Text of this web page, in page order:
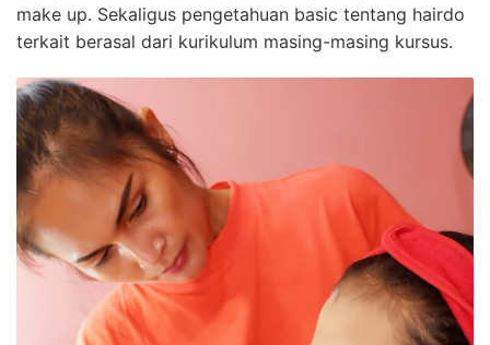
make up. Sekaligus pengetahuan basic tentang hairdo
terkait berasal dari kurikulum masing-masing kursus.